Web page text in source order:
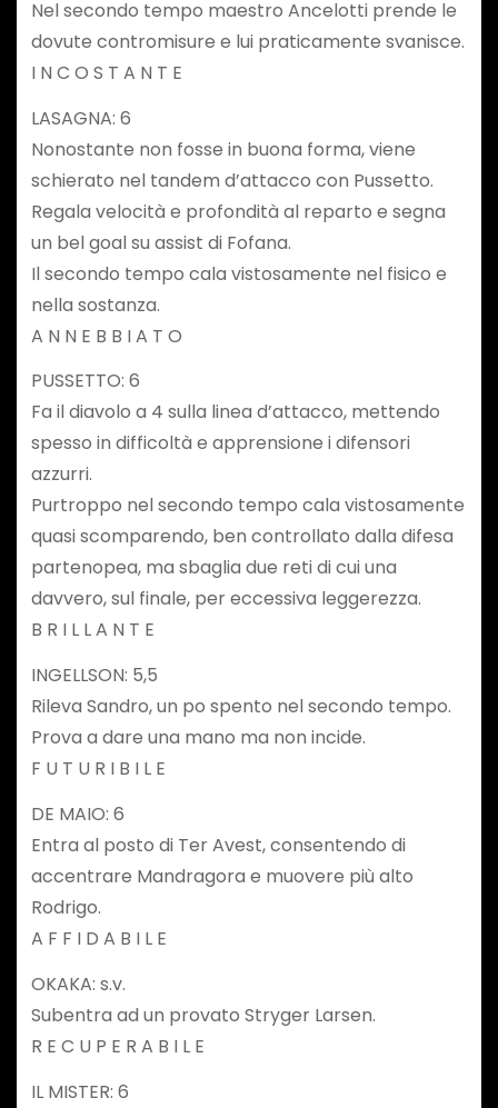
Nel secondo tempo maestro Ancelotti prende le
dovute contromisure e lui praticamente svanisce.
I N C O S T A N T E
LASAGNA: 6
Nonostante non fosse in buona forma, viene
schierato nel tandem d’attacco con Pussetto.
Regala velocità e profondità al reparto e segna
un bel goal su assist di Fofana.
Il secondo tempo cala vistosamente nel fisico e
nella sostanza.
A N N E B B I A T O
PUSSETTO: 6
Fa il diavolo a 4 sulla linea d’attacco, mettendo
spesso in difficoltà e apprensione i difensori
azzurri.
Purtroppo nel secondo tempo cala vistosamente
quasi scomparendo, ben controllato dalla difesa
partenopea, ma sbaglia due reti di cui una
davvero, sul finale, per eccessiva leggerezza.
B R I L L A N T E
INGELLSON: 5,5
Rileva Sandro, un po spento nel secondo tempo.
Prova a dare una mano ma non incide.
F U T U R I B I L E
DE MAIO: 6
Entra al posto di Ter Avest, consentendo di
accentrare Mandragora e muovere più alto
Rodrigo.
A F F I D A B I L E
OKAKA: s.v.
Subentra ad un provato Stryger Larsen.
R E C U P E R A B I L E
IL MISTER: 6